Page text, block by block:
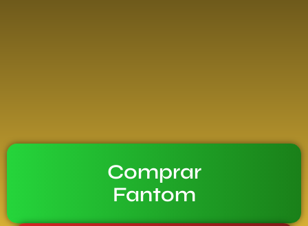
Comprar
Fantom